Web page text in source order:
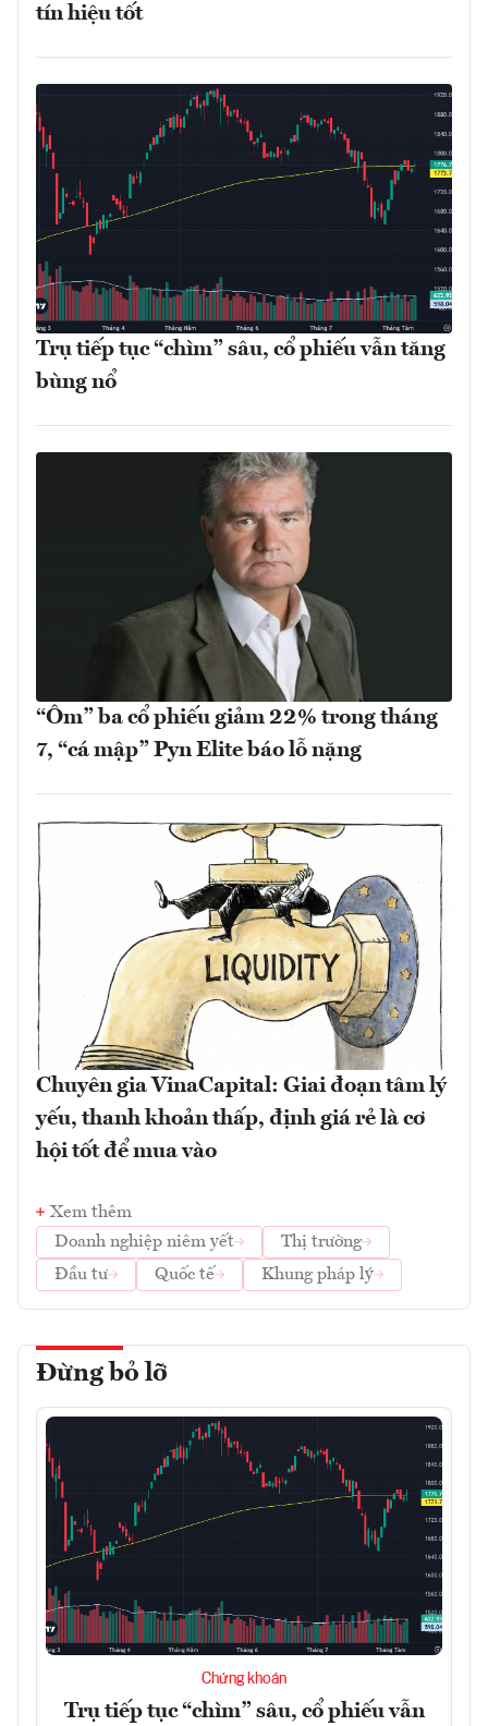
tín hiệu tốt
Trụ tiếp tục “chìm” sâu, cổ phiếu vẫn tăng
bùng nổ
“Ôm” ba cổ phiếu giảm 22% trong tháng
7, “cá mập” Pyn Elite báo lỗ nặng
Chuyên gia VinaCapital: Giai đoạn tâm lý
yếu, thanh khoản thấp, định giá rẻ là cơ
hội tốt để mua vào
Xem thêm
Doanh nghiệp niêm yết
Thị trường
Đầu tư
Quốc tế Khung pháp lý
Đừng bỏ lỡ
Chứng khoán
Trụ tiếp tục “chìm” sâu, cổ phiếu vẫn